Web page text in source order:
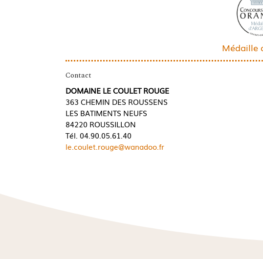
Médaille
Contact
DOMAINE LE COULET ROUGE
363 CHEMIN DES ROUSSENS
LES BATIMENTS NEUFS
84220 ROUSSILLON
Tél. 04.90.05.61.40
le.coulet.rouge@wanadoo.fr